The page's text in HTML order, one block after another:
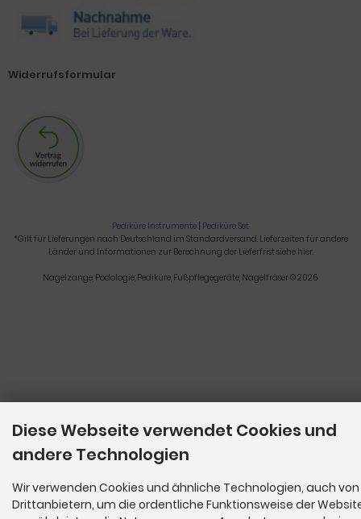
Widerrufsformular
Pediküre Instrumente | Pediküre Set
*Gilt für Lieferungen nach Deutschland im Standardversand. Lieferzeiten für andere
Länder und Informationen zur Berechnung der Lieferfrist siehe hier.
Nagelzange, Podologie, Pediküre, Fußpflegegeräte, Nagelfräser © 2026
Diese Webseite verwendet Cookies und
andere Technologien
Wir verwenden Cookies und ähnliche Technologien, auch von
Drittanbietern, um die ordentliche Funktionsweise der